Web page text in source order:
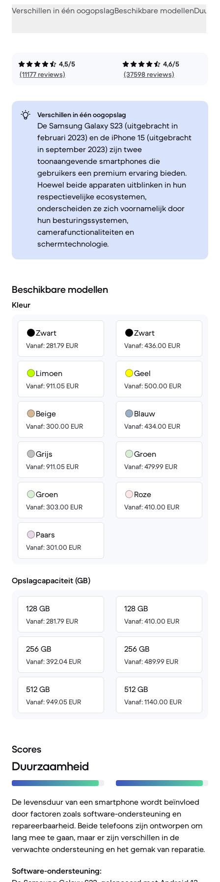
Verschillen in één oogopslagBeschikbare modellen
4,5/5
(11177 reviews)
4,6/5
(37598 reviews)
Verschillen in één oogopslag
De Samsung Galaxy S23 (uitgebracht in
februari 2023) en de iPhone 15 (uitgebracht
in september 2023) zijn twee
toonaangevende smartphones die
gebruikers een premium ervaring bieden.
Hoewel beide apparaten uitblinken in hun
respectievelijke ecosystemen,
onderscheiden ze zich voornamelijk door
hun besturingssystemen,
camerafunctionaliteiten en
schermtechnologie.
Beschikbare modellen
Kleur
Zwart
Vanaf: 281.79 EUR
Limoen
Vanaf: 911.05 EUR
Beige
Vanaf: 300.00 EUR
Grijs
Vanaf: 911.05 EUR
Groen
Vanaf: 303.00 EUR
Paars
Vanaf: 301.00 EUR
Zwart
Vanaf: 436.00 EUR
Geel
Vanaf: 500.00 EUR
Blauw
Vanaf: 434.00 EUR
Groen
Vanaf: 479.99 EUR
Roze
Vanaf: 410.00 EUR
Opslagcapaciteit (GB)
128 GB
Vanaf: 281.79 EUR
256 GB
Vanaf: 392.04 EUR
512 GB
Vanaf: 949.05 EUR
128 GB
Vanaf: 410.00 EUR
256 GB
Vanaf: 489.99 EUR
512 GB
Vanaf: 1140.00 EUR
Scores
Duurzaamheid
De levensduur van een smartphone wordt beïnvloed
door factoren zoals software-ondersteuning en
repareerbaarheid. Beide telefoons zijn ontworpen om
lang mee te gaan, maar er zijn verschillen in de
verwachte ondersteuning en het gemak van reparatie.
Software-ondersteuning: